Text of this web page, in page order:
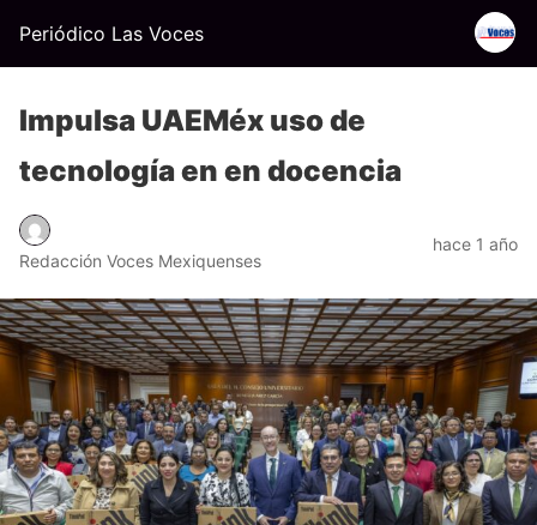
Periódico Las Voces
Impulsa UAEMéx uso de
tecnología en en docencia
Redacción Voces Mexiquenses
hace 1 año